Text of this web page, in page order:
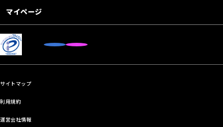
マイページ
サイトマップ
利用規約
運営会社情報